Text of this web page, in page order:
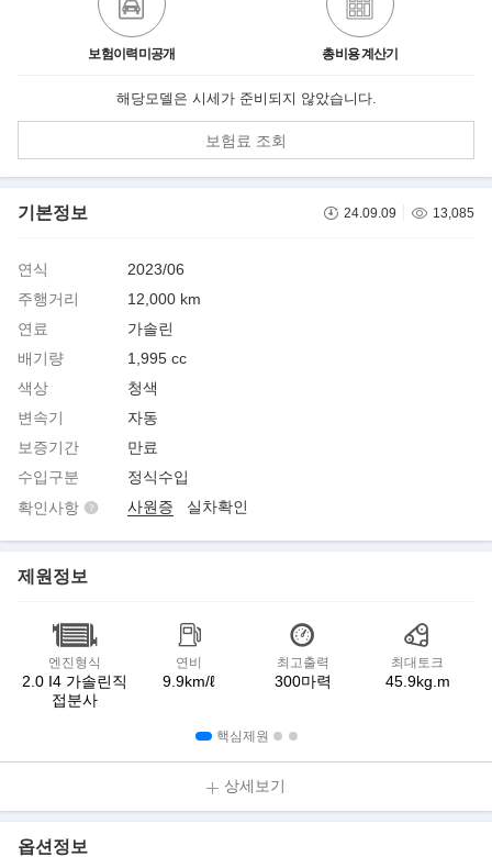
보험이력미공개 총비용 계산기
해당모델은 시세가 준비되지 않았습니다.
보험료 조회
기본정보 24.09.09 13,085
연식
2023/06
주행거리
12,000 km
연료
가솔린
배기량
1,995 cc
색상
청색
변속기
자동
보증기간
만료
수입구분
정식수입
확인사항
사원증 실차확인
제원정보
엔진형식
2.0 I4 가솔린직
접분사
연비
9.9km/ℓ
최고출력
300마력
최대토크
45.9kg.m
핵심제원
상세보기
옵션정보